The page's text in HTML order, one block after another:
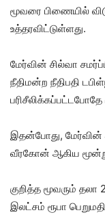
மூவரை பிணையில்
உத்தரவிட்டுள்ளது.
மேர்வின் சில்வா
நீதிமன்ற நீதிபதி
பரிசீலிக்கப்பட்டபோதே
இதன்போது, ​​மேர்வின்
வீரகோன் ஆகிய மூன்று
குறித்த மூவரும்
இலட்சம் ரூபா